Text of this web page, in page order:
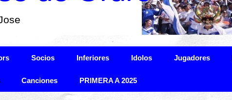
Socios Inferiores Idolos Jugadores
Canciones PRIMERA A 2025